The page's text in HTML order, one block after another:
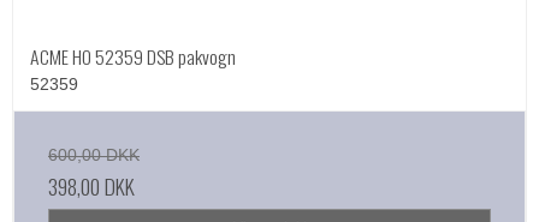
ACME HO 52359 DSB pakvogn
52359
600,00 DKK
398,00 DKK